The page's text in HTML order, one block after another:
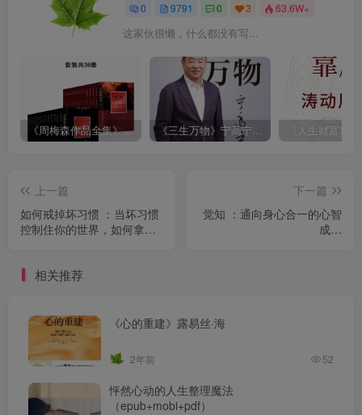
0 9791 0 3 63.6W+
这家伙很懒，什么都没有写...
《周梅森作品全集》[共30册] 《三生万物》宁高宁（epub+mobi+azw3+pdf）
上一篇
如何戒掉坏习惯 ：当坏习惯
控制住你的世界，如何拿回
下一篇
觉知 ：通向身心合一的心智
成长
相关推荐
《心的重建》露易丝·海
2年前 52
怦然心动的人生整理魔法
（epub+mobi+pdf）